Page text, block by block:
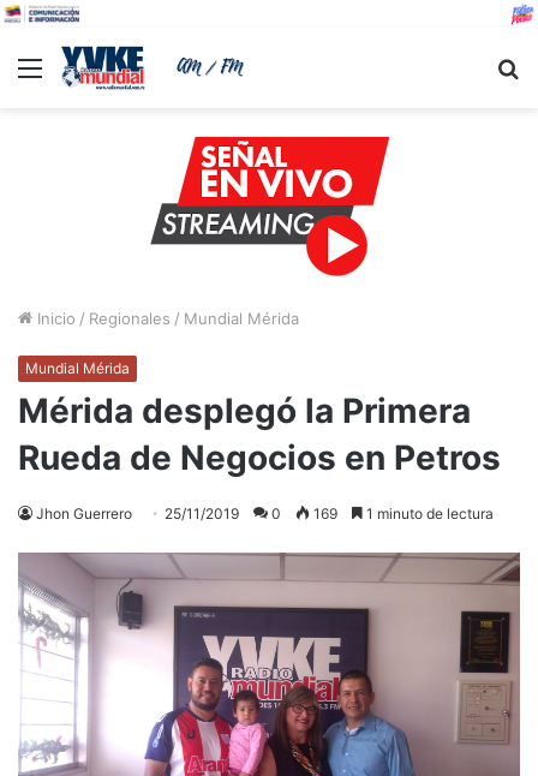
Menu
Inicio / Regionales / Mundial Mérida
Mundial Mérida
Mérida desplegó la Primera
Rueda de Negocios en Petros
Jhon Guerrero 25/11/2019 0 169 1 minuto de lectura